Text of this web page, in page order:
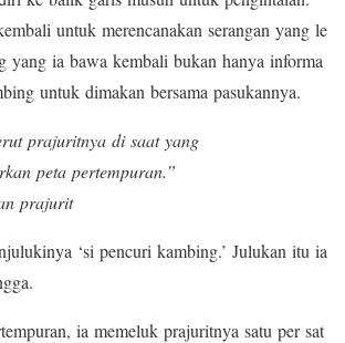
untuk merencanakan serangan yang le
yang ia bawa kembali bukan hanya informa
untuk dimakan bersama pasukannya.
prajuritnya di saat yang
peta pertempuran.”
prajurit
‘si pencuri kambing.’ Julukan itu ia
ia memeluk prajuritnya satu per sat